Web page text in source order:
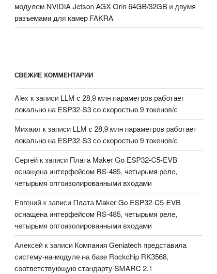
модулем NVIDIA Jetson AGX Orin 64GB/32GB и двумя
разъемами для камер FAKRA
СВЕЖИЕ КОММЕНТАРИИ
Alex к записи LLM с 28,9 млн параметров работает
локально на ESP32-S3 со скоростью 9 токенов/с
Михаил к записи LLM с 28,9 млн параметров работает
локально на ESP32-S3 со скоростью 9 токенов/с
Сергей к записи Плата Maker Go ESP32-C5-EVB
оснащена интерфейсом RS-485, четырьмя реле,
четырьмя оптоизолированными входами
Евгений к записи Плата Maker Go ESP32-C5-EVB
оснащена интерфейсом RS-485, четырьмя реле,
четырьмя оптоизолированными входами
Алексей к записи Компания Geniatech представила
систему-на-модуле на базе Rockchip RK3568,
соответствующую стандарту SMARC 2.1